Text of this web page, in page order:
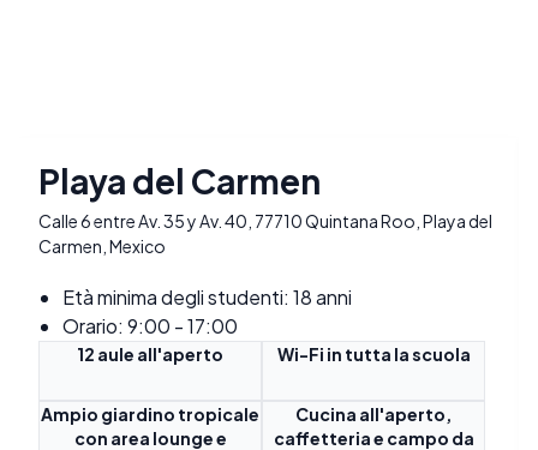
Playa del Carmen
Calle 6 entre Av. 35 y Av. 40, 77710 Quintana Roo, Playa del
Carmen, Mexico
Età minima degli studenti: 18 anni
Orario: 9:00 - 17:00
12 aule all'aperto Wi-Fi in tutta la scuola
Ampio giardino tropicale
con area lounge e
Cucina all'aperto,
caffetteria e campo da